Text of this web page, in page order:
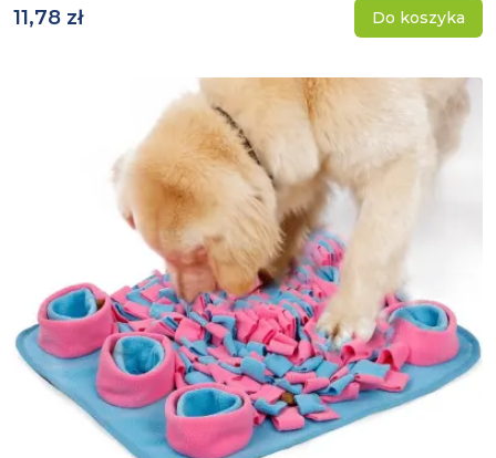
11,78 zł Do koszyka